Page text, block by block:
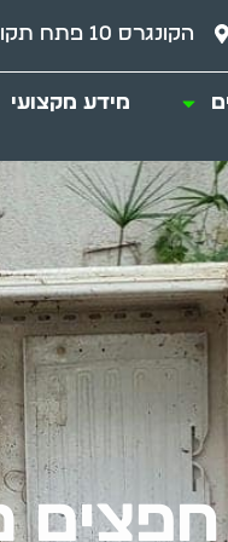
הקונגרס 10 פתח תקווה
מידע מקצועי